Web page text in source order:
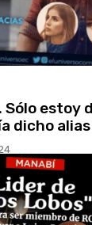
Sólo estoy
dicho alias